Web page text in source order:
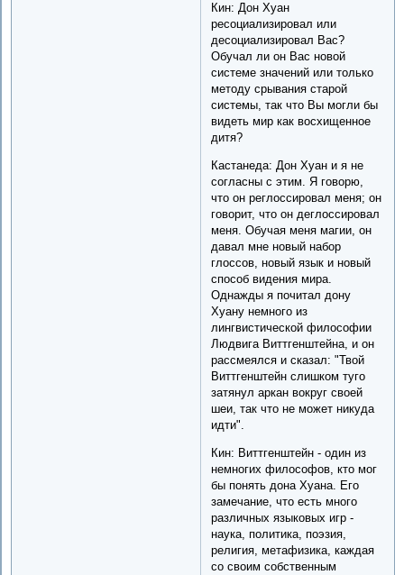
Кин: Дон Хуан
ресоциализировал или
десоциализировал Вас?
Обучал ли он Вас новой
системе значений или только
методу срывания старой
системы, так что Вы могли бы
видеть мир как восхищенное
дитя?
Кастанеда: Дон Хуан и я не
согласны с этим. Я говорю,
что он реглоссировал меня; он
говорит, что он деглоссировал
меня. Обучая меня магии, он
давал мне новый набор
глоссов, новый язык и новый
способ видения мира.
Однажды я почитал дону
Хуану немного из
лингвистической философии
Людвига Виттгенштейна, и он
рассмеялся и сказал: "Твой
Виттгенштейн слишком туго
затянул аркан вокруг своей
шеи, так что не может никуда
идти".
Кин: Виттгенштейн - один из
немногих философов, кто мог
бы понять дона Хуана. Его
замечание, что есть много
различных языковых игр -
наука, политика, поэзия,
религия, метафизика, каждая
со своим собственным